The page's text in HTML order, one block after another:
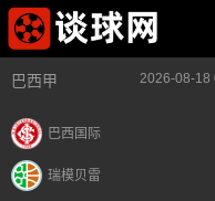
巴西甲 2026-08-18
巴西国际
瑞模贝雷